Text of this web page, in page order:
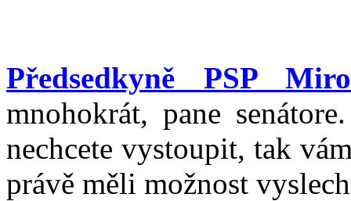
Předsedkyně PSP
mnohokrát, pane
nechcete vystoupit, tak
právě měli možnost